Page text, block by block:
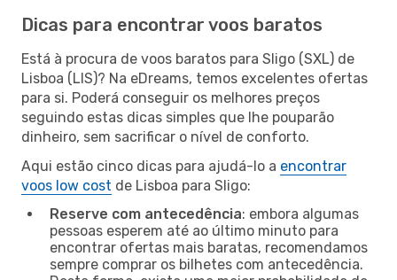
Dicas para encontrar voos baratos
Está à procura de voos baratos para Sligo (SXL) de
Lisboa (LIS)? Na eDreams, temos excelentes ofertas
para si. Poderá conseguir os melhores preços
seguindo estas dicas simples que lhe pouparão
dinheiro, sem sacrificar o nível de conforto.
Aqui estão cinco dicas para ajudá-lo a encontrar
voos low cost de Lisboa para Sligo:
Reserve com antecedência: embora algumas
pessoas esperem até ao último minuto para
encontrar ofertas mais baratas, recomendamos
sempre comprar os bilhetes com antecedência.